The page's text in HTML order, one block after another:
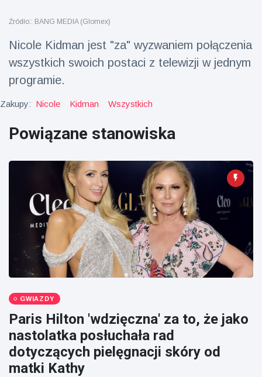
Podróże i przygody
(77)
wiadomości
Ucieczka z
rozbawiła
publiczność
16 July
206
Poglądy
Konserywiści
świętują
narodziny
pierwszego
tapira
nizinne w
brytyjskim
zoo od 14 lat
16 July
195
Poglądy
Mężczyzna z
Florydy
z jadącego
samochodu
Źródło:: BANG MEDIA (Glomex)
Nicole Kidman jest "za" wyzwaniem połączenia
wszystkich swoich postaci z telewizji w jednym
programie.
Zakupy: Nicole Kidman Wszystkich
Powiązane stanowiska
GWIAZDY
Paris Hilton 'wdzięczna' za to, że jako
nastolatka posłuchała rad
dotyczących pielęgnacji skóry od
matki Kathy